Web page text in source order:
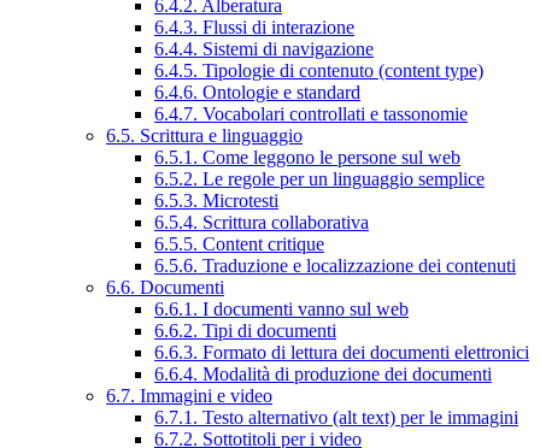
6.4.2. Alberatura
6.4.3. Flussi di interazione
6.4.4. Sistemi di navigazione
6.4.5. Tipologie di contenuto (content type)
6.4.6. Ontologie e standard
6.4.7. Vocabolari controllati e tassonomie
6.5. Scrittura e linguaggio
6.5.1. Come leggono le persone sul web
6.5.2. Le regole per un linguaggio semplice
6.5.3. Microtesti
6.5.4. Scrittura collaborativa
6.5.5. Content critique
6.5.6. Traduzione e localizzazione dei contenuti
6.6. Documenti
6.6.1. I documenti vanno sul web
6.6.2. Tipi di documenti
6.6.3. Formato di lettura dei documenti elettronici
6.6.4. Modalità di produzione dei documenti
6.7. Immagini e video
6.7.1. Testo alternativo (alt text) per le immagini
6.7.2. Sottotitoli per i video